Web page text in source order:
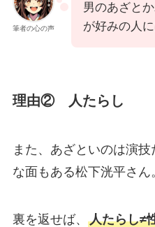
筆者の心の声
男のあざと
が好みの人
理由② 人たらし
また、あざといのは演技
な面もある松下洸平さん
裏を返せば、 人たらし≠